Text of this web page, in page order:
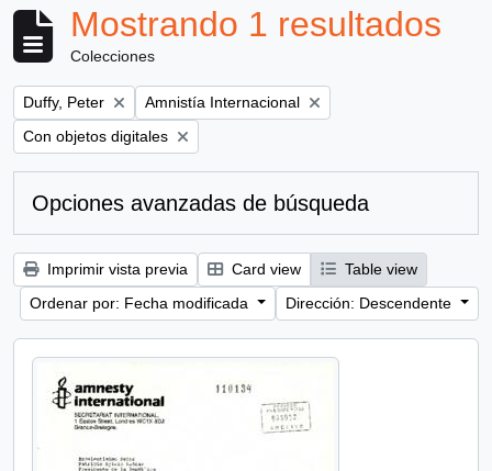
Mostrando 1 resultados
Colecciones
Remove filter:
Duffy, Peter Remove filter:
Amnistía Internacional
Remove filter:
Con objetos digitales
Opciones avanzadas de búsqueda
Imprimir vista previa Card view
Table view
Ordenar por: Fecha modificada
Dirección: Descendente